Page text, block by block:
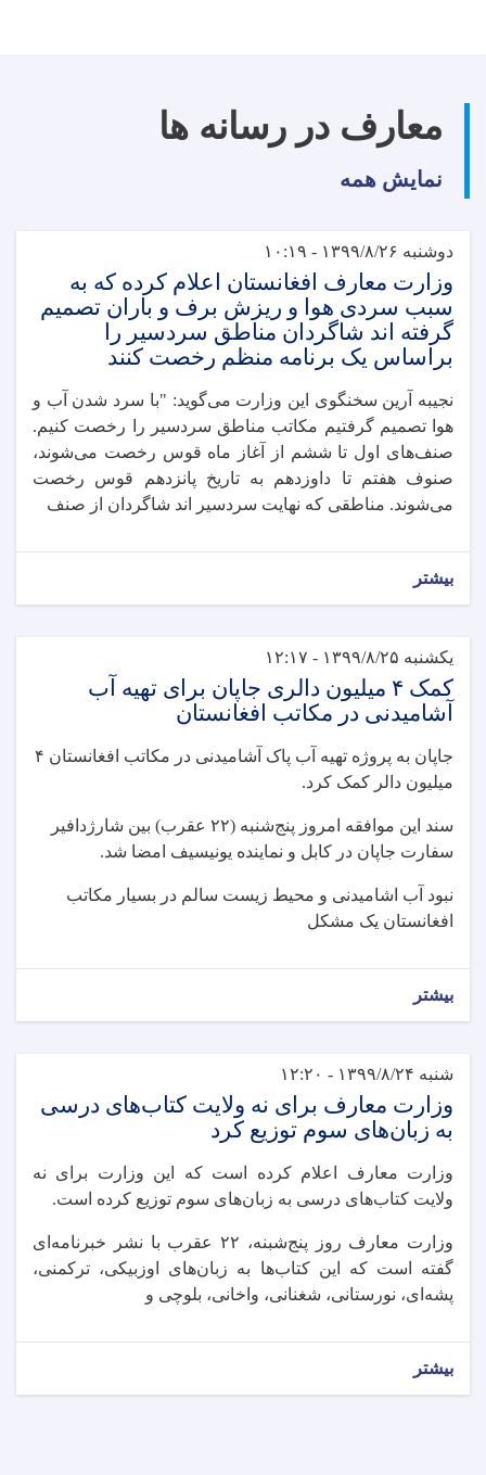
معارف در رسانه ها
نمایش همه
دوشنبه ۱۳۹۹/۸/۲۶ - ۱۰:۱۹
وزارت معارف افغانستان اعلام کرده که به
سبب سردی هوا و ریزش برف و باران تصمیم
گرفته اند شاگردان مناطق سردسیر را
براساس یک برنامه منظم رخصت کنند
نجیبه آرین سخنگوی این وزارت می‌گوید: "با سرد شدن آب و
هوا تصمیم گرفتیم مکاتب مناطق سردسیر را رخصت کنیم.
صنف‌های اول تا ششم از آغاز ماه قوس رخصت می‌شوند،
صنوف هفتم تا داوزدهم به تاریخ پانزدهم قوس رخصت
می‌شوند. مناطقی که نهایت سردسیر اند شاگردان از صنف
بیشتر
یکشنبه ۱۳۹۹/۸/۲۵ - ۱۲:۱۷
کمک ۴ میلیون دالری جاپان برای تهیه آب
آشامیدنی در مکاتب افغانستان
جاپان به پروژه تهیه آب پاک آشامیدنی در مکاتب افغانستان ۴
میلیون دالر کمک کرد.
سند این موافقه امروز پنج‌شنبه (۲۲ عقرب) بین شارژدافیر
سفارت جاپان در کابل و نماینده یونیسیف امضا شد.
نبود آب اشامیدنی و محیط زیست سالم در بسیار مکاتب
افغانستان یک مشکل
بیشتر
شنبه ۱۳۹۹/۸/۲۴ - ۱۲:۲۰
وزارت معارف برای نه ولایت کتاب‌های درسی
به زبان‌های سوم توزیع کرد
وزارت معارف اعلام کرده است که این وزارت برای نه
ولایت کتاب‌های درسی به زبان‌های سوم توزیع کرده است.
وزارت معارف روز پنج‌شبنه، ۲۲ عقرب با نشر خبرنامه‌ای
گفته است که این کتاب‌ها به زبان‌های اوزبیکی، ترکمنی،‌
پشه‌ای، نورستانی، شغنانی، واخانی، بلوچی و
بیشتر